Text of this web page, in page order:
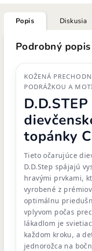
Popis Diskusia
Podrobný popis
KOŽENÁ
PODRÁŽKOU A
topánky
Tieto očarujúce
D.D.Step spájajú
hravými prvkami,
vyrobené z
optimálnu
vplyvom počas
lákadlom je
každom kroku, a
jednorožca na